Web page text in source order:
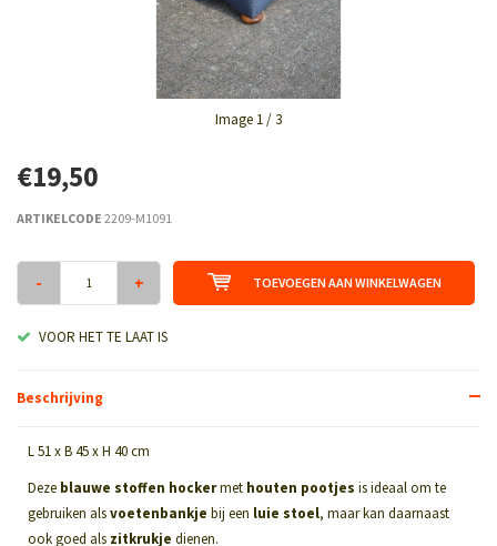
Image 1/ 3
€19,50
ARTIKELCODE 2209-M1091
- + TOEVOEGEN AAN WINKELWAGEN
VOOR HET TE LAAT IS
Beschrijving
L 51 x B 45 x H 40 cm
Deze blauwe stoffen hockermet houten pootjes is ideaal om te
gebruiken alsvoetenbankje bij een luie stoel, maar kan daarnaast
ook goed als zitkrukje dienen.